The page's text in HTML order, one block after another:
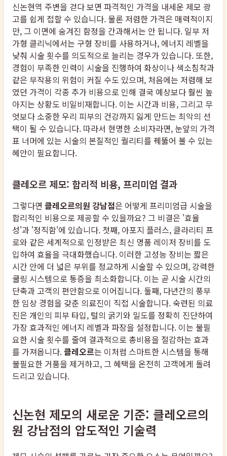
신논현역 주변을 걷다 보면 파격적인 가격을 내세운 제모 광
고를 쉽게 접할 수 있습니다. 물론 저렴한 가격은 매력적이지
만, 그 이면에 숨겨진 함정을 간과해서는 안 됩니다. 일부 저
가형 클리닉에서는 구형 장비를 사용하거나, 에너지 레벨을
낮춰 시술 횟수를 의도적으로 늘리는 경우가 있습니다. 또한,
경험이 부족한 인력이 시술을 진행하여 화상이나 색소침착과
같은 부작용의 위험이 커질 수도 있으며, 처음에는 저렴해 보
였던 가격이 각종 추가 비용으로 인해 결국 예상보다 훨씬 높
아지는 상황도 비일비재합니다. 이는 시간과 비용, 그리고 무
엇보다 소중한 우리 피부의 건강까지 잃게 만드는 최악의 선
택이 될 수 있습니다. 따라서 현명한 소비자라면, 눈앞의 가격
표 너머에 있는 시술의 본질적인 퀄리티를 꿰뚫어 볼 수 있는
혜안이 필요합니다.
클레오르 제모: 합리적 비용, 프리미엄 결과
그렇다면 클레오르의원 강남점은 어떻게 프리미엄급 시술을
합리적인 비용으로 제공할 수 있을까요? 그 비결은 '효율
성'과 '정직함'에 있습니다. 첫째, 아포지 플러스, 클라리티 프
로와 같은 세계적으로 인정받은 최신 명품 레이저 장비를 도
입하여 효율을 극대화했습니다. 이러한 고성능 장비는 짧은
시간 안에 더 넓은 부위를 정교하게 시술할 수 있으며, 강력한
쿨링 시스템으로 통증을 최소화합니다. 이는 곧 시술 시간의
단축과 고객의 편안함으로 이어집니다. 둘째, 다년간의 풍부
한 임상 경험을 갖춘 의료진이 직접 시술합니다. 숙련된 의료
진은 개인의 피부 타입, 털의 굵기와 밀도를 정확히 진단하여
가장 효과적인 에너지 레벨과 파장을 설정합니다. 이는 불필
요한 시술 횟수를 줄여 결과적으로 총비용을 절감하는 효과
를 가져옵니다.클레오르는 이처럼 스마트한 시스템을 통해
불필요한 거품을 제거하고, 그 혜택을 온전히 고객에게 돌려
드리고 있습니다.
신논현 제모의 새로운 기준: 클레오르의
원 강남점의 압도적인 기술력